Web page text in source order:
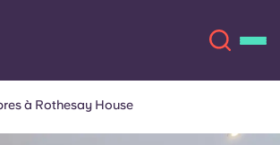
à Rothesay House